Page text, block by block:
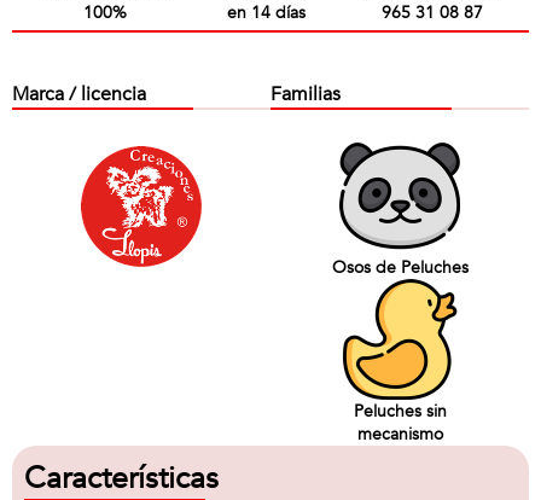
100%
en 14 días
965 31 08 87
Marca / licencia Familias
Osos de Peluches
Peluches sin
mecanismo
Características